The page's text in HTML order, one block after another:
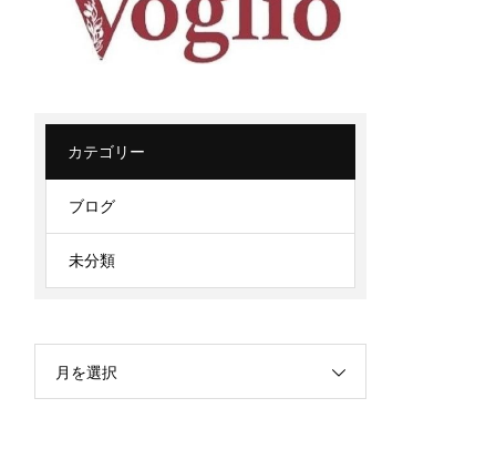
カテゴリー
ブログ
未分類
月を選択